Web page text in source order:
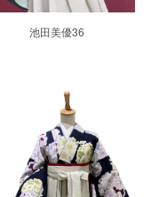
池田美優36